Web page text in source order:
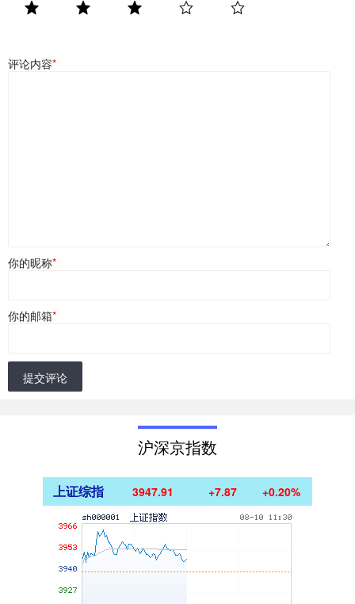
评论内容*
你的昵称*
你的邮箱*
提交评论
沪深京指数
上证综指 3947.91 +7.87 +0.20%